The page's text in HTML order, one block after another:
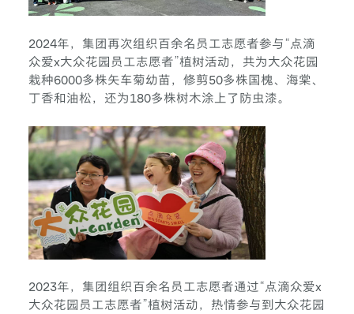
2024年，集团再次组织百余名员工志愿者参与“点滴
众爱x大众花园员工志愿者”植树活动，共为大众花园
栽种6000多株矢车菊幼苗，修剪50多株国槐、海棠、
丁香和油松，还为180多株树木涂上了防虫漆。
2023年，集团组织百余名员工志愿者通过“点滴众爱x
大众花园员工志愿者”植树活动，热情参与到大众花园